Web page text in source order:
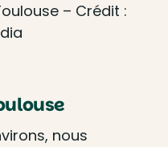
– Crédit :
nous